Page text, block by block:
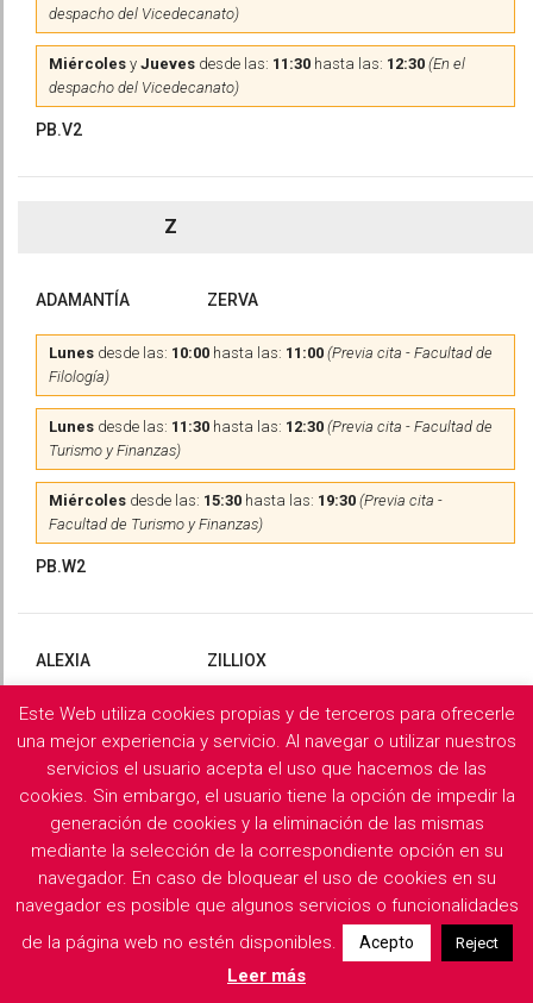
despacho del Vicedecanato)
Miércoles y Jueves desde las: 11:30 hasta las: 12:30 (En el
despacho del Vicedecanato)
PB.V2
Z
ADAMANTÍA ZERVA
Lunes desde las: 10:00 hasta las: 11:00 (Previa cita - Facultad de
Filología)
Lunes desde las: 11:30 hasta las: 12:30 (Previa cita - Facultad de
Turismo y Finanzas)
Miércoles desde las: 15:30 hasta las: 19:30 (Previa cita -
Facultad de Turismo y Finanzas)
PB.W2
ALEXIA ZILLIOX
Martes yMiércolesdesde las:10:00hasta las:13:00 (Previa
cita)
PB.X2
Filología Griega y Latina
Descargar horarios de consulta del departamento
Este Web utiliza cookies propias y de terceros para ofrecerle
una mejor experiencia y servicio. Al navegar o utilizar nuestros
servicios el usuario acepta el uso que hacemos de las
cookies. Sin embargo, el usuario tiene la opción de impedir la
generación de cookies y la eliminación de las mismas
mediante la selección de la correspondiente opción en su
navegador. En caso de bloquear el uso de cookies en su
navegador es posible que algunos servicios o funcionalidades
de la página web no estén disponibles.
Acepto Reject
Leer más